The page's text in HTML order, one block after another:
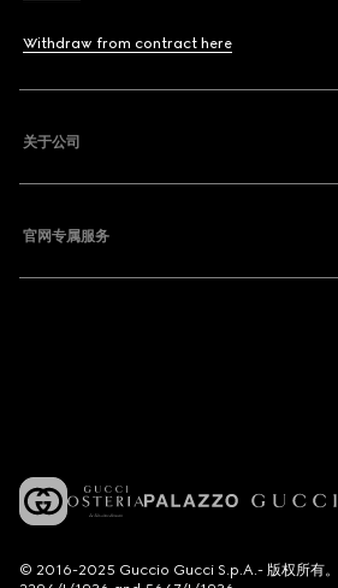
Withdraw from contract here
关于公司
官网专属服务
© 2016-2025 Guccio Gucci S.p.A.- 版权所有